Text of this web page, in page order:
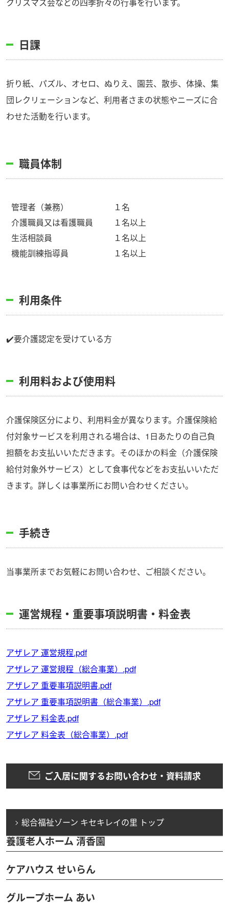
総合福祉ゾーン キセキレイの里 トップ
養護老人ホーム 清香園
ケアハウス せいらん
グループホーム あい
日課
折り紙、パズル、オセロ、ぬりえ、園芸、散歩、体操、集
団レクリェーションなど、利用者さまの状態やニーズに合
わせた活動を行います。
職員体制
管理者（兼務）
介護職員又は看護職員
生活相談員
機能訓練指導員
１名
１名以上
１名以上
１名以上
利用条件
✔️要介護認定を受けている方
利用料および使用料
介護保険区分により、利用料金が異なります。介護保険給
付対象サービスを利用される場合は、1日あたりの自己負
担額をお支払いいただきます。そのほかの料金（介護保険
給付対象外サービス）として食事代などをお支払いいただ
きます。詳しくは事業所にお問い合わせください。
手続き
当事業所までお気軽にお問い合わせ、ご相談ください。
運営規程・重要事項説明書・料金表
アザレア 運営規程.pdf
アザレア 運営規程（総合事業）.pdf
アザレア 重要事項説明書.pdf
アザレア 重要事項説明書（総合事業）.pdf
アザレア 料金表.pdf
アザレア 料金表（総合事業）.pdf
ご入居に関するお問い合わせ・資料請求